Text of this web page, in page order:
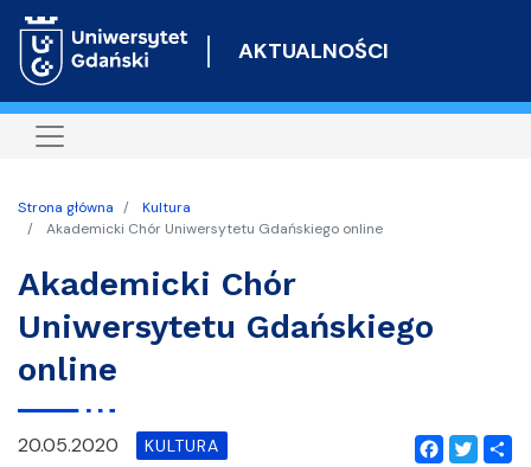
do
AKTUALNOŚCI
Strona główna
Kultura
Akademicki Chór Uniwersytetu Gdańskiego online
Akademicki Chór
Uniwersytetu Gdańskiego
online
20.05.2020 KULTURA